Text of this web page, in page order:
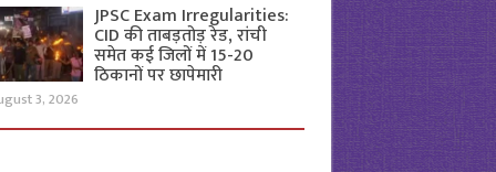
JPSC Exam Irregularities:
CID की ताबड़तोड़ रेड, रांची
समेत कई जिलों में 15-20
ठिकानों पर छापेमारी
3, 2026